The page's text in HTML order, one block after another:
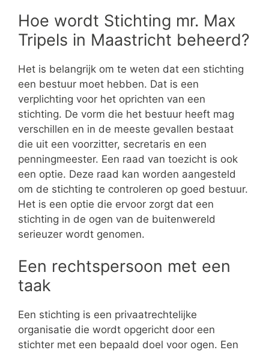
Hoe wordt Stichting mr. Max
Tripels in Maastricht beheerd?
Het is belangrijk om te weten dat een stichting
een bestuur moet hebben. Dat is een
verplichting voor het oprichten van een
stichting. De vorm die het bestuur heeft mag
verschillen en in de meeste gevallen bestaat
die uit een voorzitter, secretaris en een
penningmeester. Een raad van toezicht is ook
een optie. Deze raad kan worden aangesteld
om de stichting te controleren op goed bestuur.
Het is een optie die ervoor zorgt dat een
stichting in de ogen van de buitenwereld
serieuzer wordt genomen.
Een rechtspersoon met een
taak
Een stichting is een privaatrechtelijke
organisatie die wordt opgericht door een
stichter met een bepaald doel voor ogen. Een